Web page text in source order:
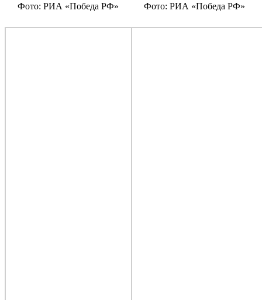
Фото: РИА «Победа РФ» Фото: РИА «Победа РФ»